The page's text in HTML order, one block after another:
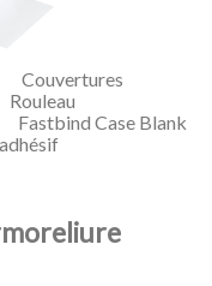
Case Blank